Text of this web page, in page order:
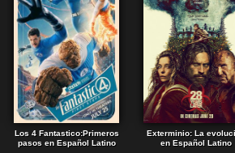
Los 4 Fantastico:Primeros
pasos en Español Latino
Exterminio: La
en Español Latino